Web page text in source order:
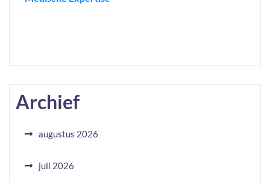
Archief
augustus 2026
juli 2026